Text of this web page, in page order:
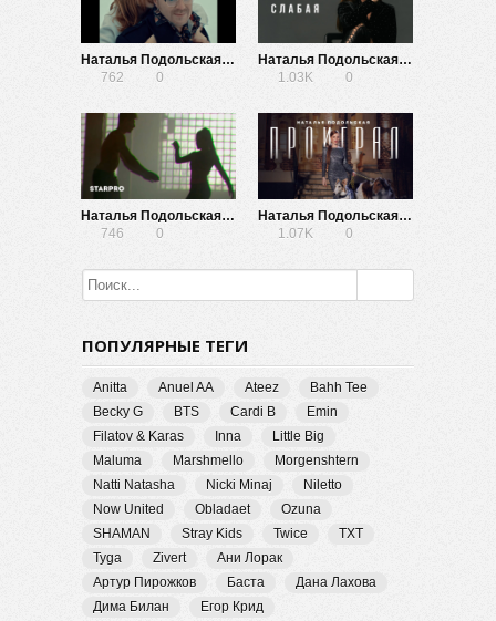
Наталья Подольская — Землянин
762
0
Наталья Подольская — Сильная слабая
1.03K
0
Наталья Подольская — Сильная слабая (Lyric Video)
746
0
Наталья Подольская — Проиграл
1.07K
0
ПОПУЛЯРНЫЕ ТЕГИ
Anitta Anuel AA Ateez
Bahh Tee
Becky G
BTS Cardi B
Emin
Filatov & Karas
Inna
Little Big
Maluma
Marshmello
Morgenshtern
Natti Natasha
Nicki Minaj
Niletto
Now United
Obladaet
Ozuna
SHAMAN
Stray Kids Twice
TXT
Tyga
Zivert
Ани Лорак
Артур Пирожков
Баста
Дана Лахова
Дима Билан
Егор Крид